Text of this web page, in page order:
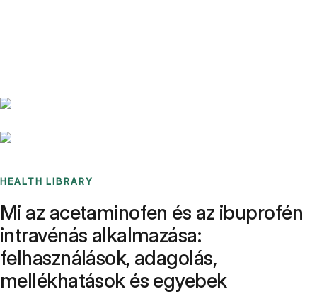
HEALTH LIBRARY
Mi az acetaminofen és az ibuprofén
intravénás alkalmazása:
felhasználások, adagolás,
mellékhatások és egyebek